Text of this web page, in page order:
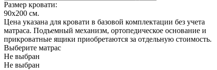
Размер кровати:
90x200 см.
Цена указана для кровати в базовой комплектации без учета
матраса. Подъемный механизм, ортопедическое основание и
прикроватные ящики приобретаются за отдельную стоимость.
Выберите матрас
Не выбран
Не выбран